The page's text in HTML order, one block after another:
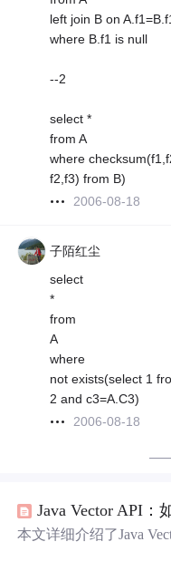
left join B on
where B.f1 is null
--2
select *
from A
where
f2,f3) from B)
2006-08-18
子陌红尘
select
*
from
A
where
not exists(select 1
2 and c3=A.C3)
2006-08-18
本文详细介绍了Java